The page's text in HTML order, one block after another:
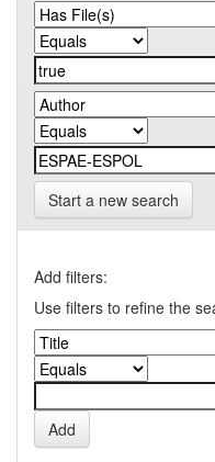
Start a new search
Add filters:
Use filters to refine the